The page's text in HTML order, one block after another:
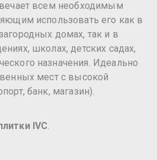
всем необходимым
использовать его как в
домах, так и в
школах, детских садах,
назначения. Идеально
мест с высокой
банк, магазин).
IVC.